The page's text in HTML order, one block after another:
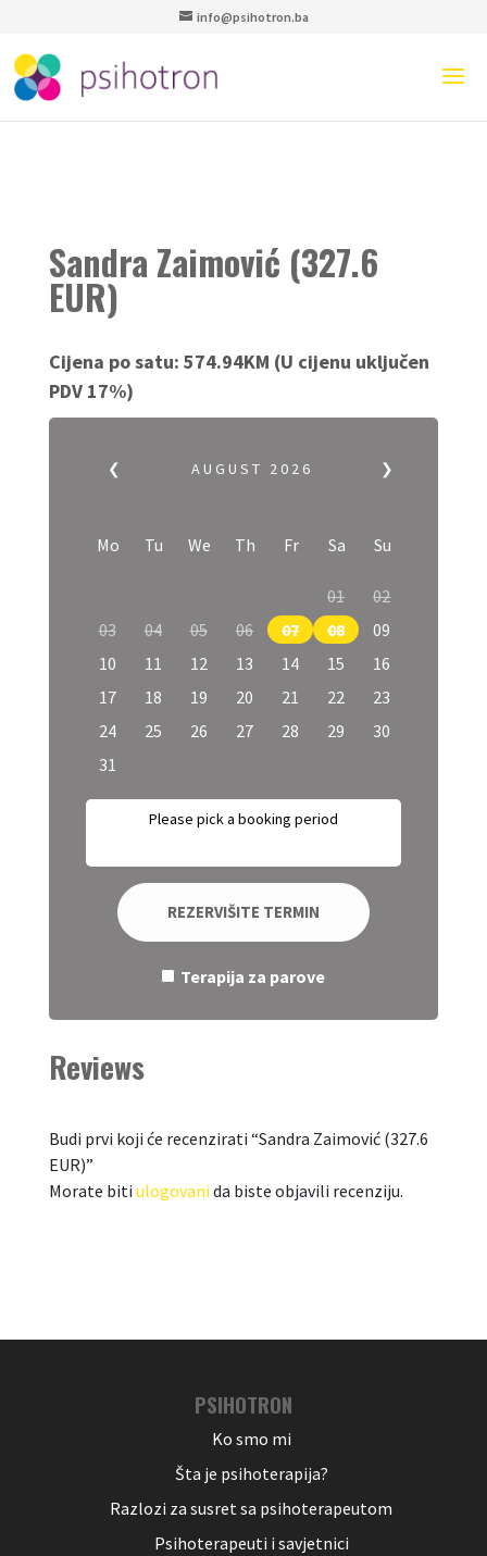
info@psihotron.ba
Sandra Zaimović (327.6
EUR)
Cijena po satu: 574.94KM (U cijenu uključen
PDV 17%)
❮ ❯
AUGUST 2026
Mo Tu We Th Fr Sa Su
01
02
03
04 05 06 07 08
09
10
11 12 13 14 15
16
17
18 19 20 21 22
23
24
25 26 27 28 29
30
31
Please pick a booking period
REZERVIŠITE TERMIN
Terapija za parove
Reviews
Budi prvi koji će recenzirati “Sandra Zaimović (327.6
EUR)”
Morate biti ulogovani da biste objavili recenziju.
PSIHOTRON
Ko smo mi
Šta je psihoterapija?
Razlozi za susret sa psihoterapeutom
Psihoterapeuti i savjetnici